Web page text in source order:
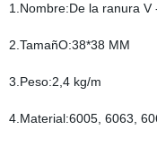
1.Nombre:De la ranura
2.TamañO:38*38 MM
3.Peso:2,4 kg/m
4.Material:6005, 6063,